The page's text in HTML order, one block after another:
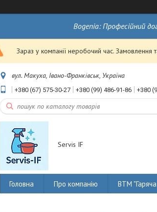
Bogenia: Професійний
Зараз у компанії неробочий час.
вул. Макуха, Івано-Франківськ, Україна
+380 (67) 575-30-27 +380 (99) 486-91-86 +380
Servis IF
Головна Про компанію ВТМ